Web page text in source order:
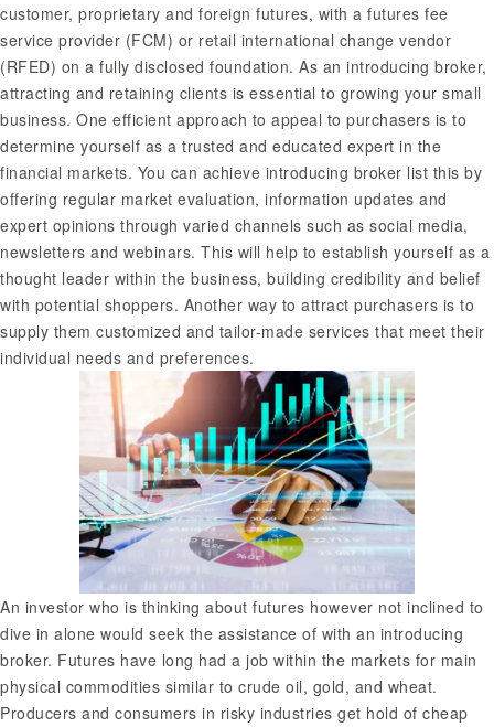
customer, proprietary and foreign futures, with a futures fee
service provider (FCM) or retail international change vendor
(RFED) on a fully disclosed foundation. As an introducing broker,
attracting and retaining clients is essential to growing your small
business. One efficient approach to appeal to purchasers is to
determine yourself as a trusted and educated expert in the
financial markets. You can achieve introducing broker list this by
offering regular market evaluation, information updates and
expert opinions through varied channels such as social media,
newsletters and webinars. This will help to establish yourself as a
thought leader within the business, building credibility and belief
with potential shoppers. Another way to attract purchasers is to
supply them customized and tailor-made services that meet their
individual needs and preferences.
An investor who is thinking about futures however not inclined to
dive in alone would seek the assistance of with an introducing
broker. Futures have long had a job within the markets for main
physical commodities similar to crude oil, gold, and wheat.
Producers and consumers in risky industries get hold of cheap